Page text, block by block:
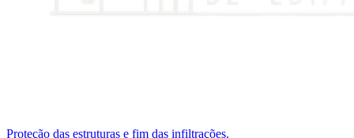
Proteção das estruturas e fim das infiltrações.